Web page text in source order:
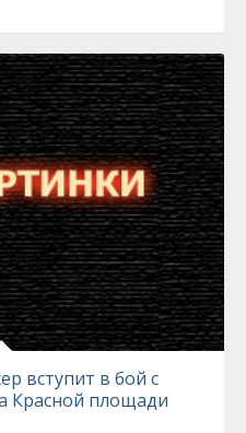
вступит в бой с
Красной площади